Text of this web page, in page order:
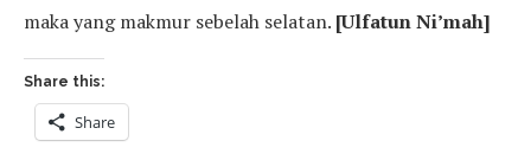
maka yang makmur sebelah selatan. [Ulfatun Ni’mah]
Share this:
Share